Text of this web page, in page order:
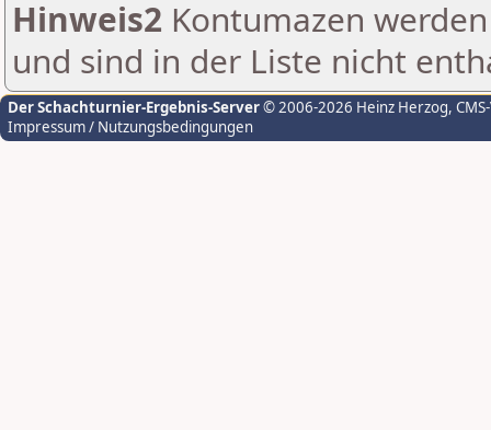
Hinweis2 Kontumazen
und sind in der Liste nicht
Der Schachturnier-Ergebnis-Server© 2006-2026 Heinz Herzog,
Impressum / Nutzungsbedingungen